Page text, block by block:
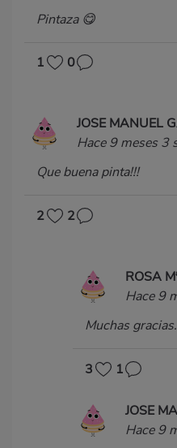
Pintaza 😋
1 0
JOSE MANUEL
Hace 9 meses 3
Que buena pinta!!!
2 2
ROSA
Hace 9
Muchas gracias.
3 1
JOSE
Hace 9